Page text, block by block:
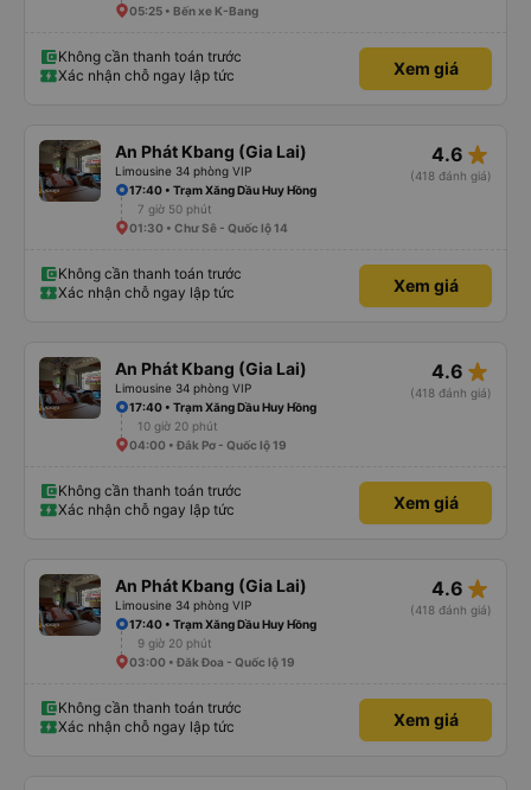
05:25 • Bến xe K-Bang
Không cần thanh toán trước
Xác nhận chỗ ngay lập tức
Xem giá
An Phát Kbang (Gia Lai)
Limousine 34 phòng VIP
4.6 star_rate
(418 đánh giá)
17:40 • Trạm Xăng Dầu Huy Hồng
7 giờ 50 phút
01:30 • Chư Sê - Quốc lộ 14
Không cần thanh toán trước
Xác nhận chỗ ngay lập tức
Xem giá
An Phát Kbang (Gia Lai)
Limousine 34 phòng VIP
4.6 star_rate
(418 đánh giá)
17:40 • Trạm Xăng Dầu Huy Hồng
10 giờ 20 phút
04:00 • Đắk Pơ - Quốc lộ 19
Không cần thanh toán trước
Xác nhận chỗ ngay lập tức
Xem giá
An Phát Kbang (Gia Lai)
Limousine 34 phòng VIP
4.6 star_rate
(418 đánh giá)
17:40 • Trạm Xăng Dầu Huy Hồng
9 giờ 20 phút
03:00 • Đăk Đoa - Quốc lộ 19
Không cần thanh toán trước
Xác nhận chỗ ngay lập tức
Xem giá